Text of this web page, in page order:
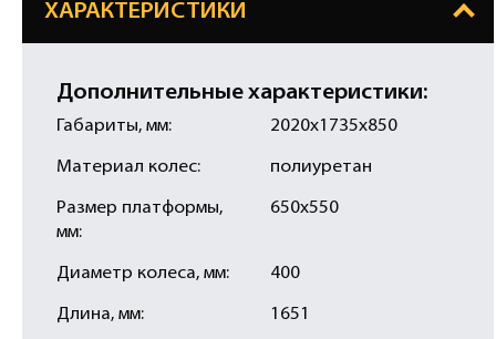
ХАРАКТЕРИСТИКИ
Дополнительные характеристики:
Габариты, мм: 2020х1735х850
Материал колес: полиуретан
Размер платформы,
мм:
650х550
Диаметр колеса, мм: 400
Длина, мм: 1651